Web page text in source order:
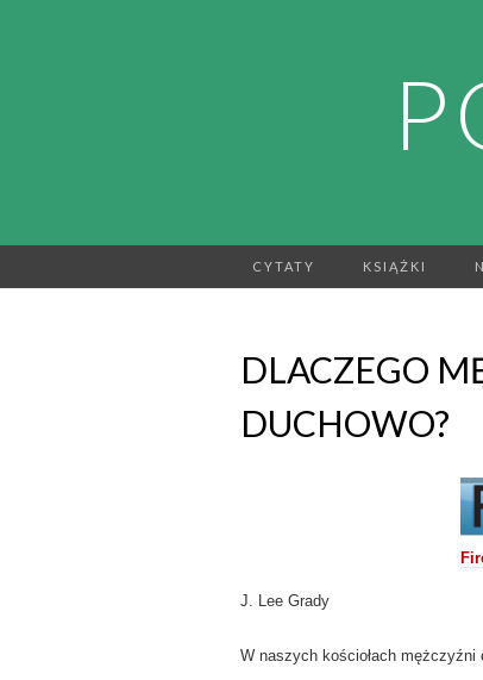
CYTATY KSIĄŻKI
DLACZEGO
DUCHOWO?
J. Lee Grady
W naszych kościołach